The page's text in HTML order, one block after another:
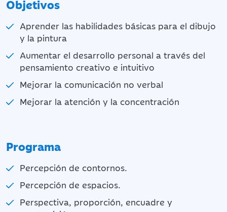
Objetivos
Aprender las habilidades básicas para el dibujo
y la pintura
Aumentar el desarrollo personal a través del
pensamiento creativo e intuitivo
Mejorar la comunicación no verbal
Mejorar la atención y la concentración
Programa
Percepción de contornos.
Percepción de espacios.
Perspectiva, proporción, encuadre y